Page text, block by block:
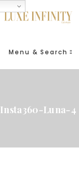
Menu & Search
Insta360-Luna-4